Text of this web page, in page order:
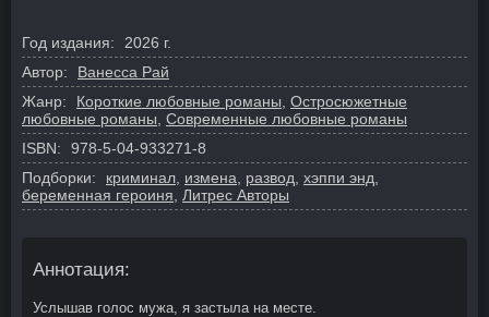
Год издания:
2026 г.
Автор:
Ванесса Рай
Жанр:
Короткие любовные романы Остросюжетные
любовные романы Современные любовные романы
ISBN:
978-5-04-933271-8
Подборки:
криминал измена развод хэппи энд
беременная героиня
Литрес Авторы
Аннотация:
Услышав голос мужа, я застыла на месте.